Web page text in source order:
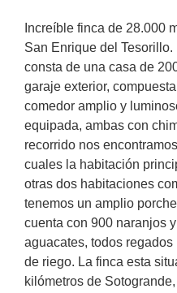
Increíble finca de 28.000
San Enrique del
consta de una casa de
garaje exterior,
comedor amplio y
equipada, ambas con
recorrido nos
cuales la habitación
otras dos habitaciones
tenemos un amplio
cuenta con 900 naranjos
aguacates, todos
de riego. La finca esta
kilómetros de